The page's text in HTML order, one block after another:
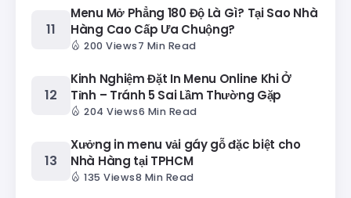
Menu Mở Phẳng 180 Độ Là Gì? Tại Sao Nhà
Hàng Cao Cấp Ưa Chuộng?
200 Views7 Min Read
Kinh Nghiệm Đặt In Menu Online Khi Ở
Tỉnh – Tránh 5 Sai Lầm Thường Gặp
204 Views6 Min Read
Xưởng in menu vải gáy gỗ đặc biệt cho
Nhà Hàng tại TPHCM
135 Views8 Min Read